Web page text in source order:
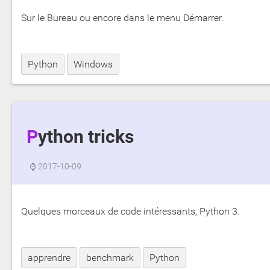
Sur le Bureau ou encore dans le menu Démarrer.
Python Windows
Python tricks
⌚ 2017-10-09
Quelques morceaux de code intéressants, Python 3.
apprendre benchmark Python